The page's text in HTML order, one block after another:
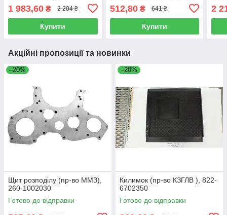
1 983,60 ₴ 2 204 ₴
Купити
(AGH), 70-1701072
512,80₴ 641 ₴
Купити
2
Акційні пропозиції та новинки
–20%
Щит розподілу (пр-во ММЗ),
260-1002030
Готово до відправки
–20%
Килимок (пр-во КЗГЛВ ), 822-
6702350
Готово до відправки